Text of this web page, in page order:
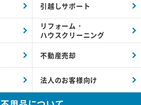
引越しサポート
リフォーム・
ハウスクリーニング
不動産売却
法人のお客様向け